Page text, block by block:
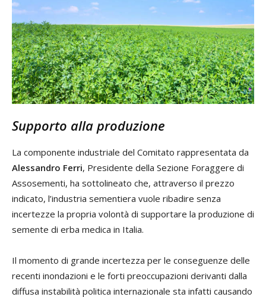
Supporto alla produzione
La componente industriale del Comitato rappresentata da
Alessandro Ferri, Presidente della Sezione Foraggere di
Assosementi, ha sottolineato che, attraverso il prezzo
indicato, l’industria sementiera vuole ribadire senza
incertezze la propria volontà di supportare la produzione di
semente di erba medica in Italia.
Il momento di grande incertezza per le conseguenze delle
recenti inondazioni e le forti preoccupazioni derivanti dalla
diffusa instabilità politica internazionale sta infatti causando